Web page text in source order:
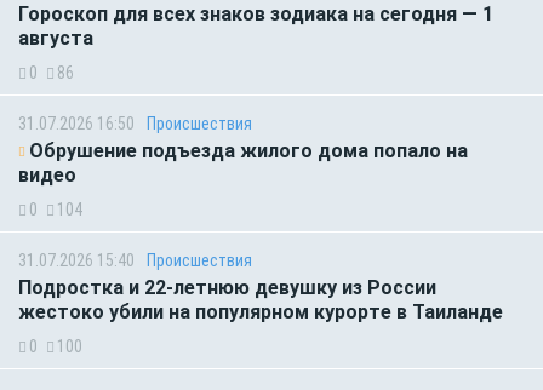
Гороскоп для всех знаков зодиака на сегодня — 1
августа
0 86
31.07.2026 16:50 Происшествия
Обрушение подъезда жилого дома попало на
видео
0 104
31.07.2026 15:40 Происшествия
Подростка и 22-летнюю девушку из России
жестоко убили на популярном курорте в Таиланде
0 100